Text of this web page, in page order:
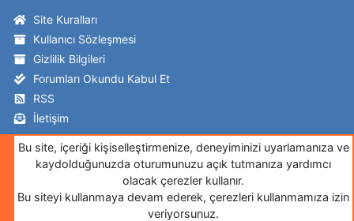
Site Kuralları
Kullanıcı Sözleşmesi
Gizlilik Bilgileri
Forumları Okundu Kabul Et
RSS
İletişim
Takip Edin!
Facebook
Bu site, içeriği kişiselleştirmenize, deneyiminizi uyarlamanıza ve
kaydolduğunuzda oturumunuzu açık tutmanıza yardımcı
olacak çerezler kullanır.
Bu siteyi kullanmaya devam ederek, çerezleri kullanmamıza izin
veriyorsunuz.